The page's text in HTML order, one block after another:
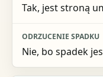
Tak, jest stroną
Nie, bo spadek